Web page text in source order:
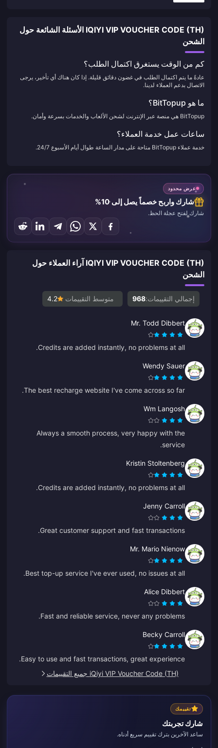
IQIYI VIP VOUCHER CODE (TH) الأسئلة الشائعة حول
الشحن
كم من الوقت يستغرق اكتمال الطلب؟
عادةً ما يتم اكتمال الطلب في غضون دقائق قليلة. إذا كان هناك أي تأخير، يرجى
الاتصال بدعم العملاء لدينا.
ما هو BitTopup؟
BitTopup هي منصة عبر الإنترنت لشحن الألعاب والخدمات بسرعة وأمان.
ساعات عمل خدمة العملاء؟
خدمة عملاء BitTopup متاحة على مدار الساعة طوال أيام الأسبوع 24/7.
عرض محدود
شارك واربح خصماً يصل إلى 10%
شارك لفتح عجلة الحظ.
IQIYI VIP VOUCHER CODE (TH) آراء العملاء حول
الشحن
إجمالي التقييمات:968 متوسط التقييمات 4.2
Mr. Todd Dibbert
Credits are added instantly, no problems at all.
Wendy Sauer
The best recharge website I've come across so far.
Wm Langosh
Always a smooth process, very happy with the
service.
Kristin Stoltenberg
Credits are added instantly, no problems at all.
Jenny Carroll
Great customer support and fast transactions.
Mr. Mario Nienow
Best top-up service I've ever used, no issues at all.
Alice Dibbert
Fast and reliable service, never any problems.
Becky Carroll
Easy to use and fast transactions, great experience.
iQiyi VIP Voucher Code (TH) جميع التقييمات
تقييمك
شارك تجربتك
ساعد الآخرين بترك تقييم سريع أدناه.